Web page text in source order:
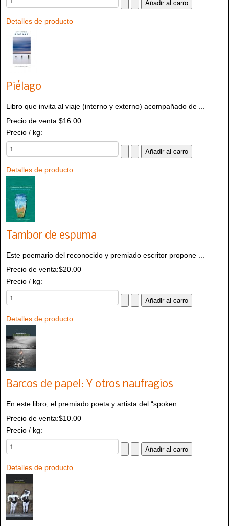
Detalles de producto
Piélago
Libro que invita al viaje (interno y externo) acompañado de ...
Precio de venta:$16.00
Precio / kg:
Detalles de producto
Tambor de espuma
Este poemario del reconocido y premiado escritor propone ...
Precio de venta:$20.00
Precio / kg:
Detalles de producto
Barcos de papel: Y otros naufragios
En este libro, el premiado poeta y artista del “spoken ...
Precio de venta:$10.00
Precio / kg:
Detalles de producto